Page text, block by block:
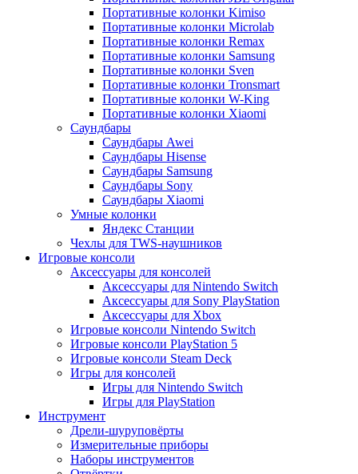
Портативные колонки Kimiso
Портативные колонки Microlab
Портативные колонки Remax
Портативные колонки Samsung
Портативные колонки Sven
Портативные колонки Tronsmart
Портативные колонки W-King
Портативные колонки Xiaomi
Саундбары
Саундбары Awei
Саундбары Hisense
Саундбары Samsung
Саундбары Sony
Саундбары Xiaomi
Умные колонки
Яндекс Станции
Чехлы для TWS-наушников
Игровые консоли
Аксессуары для консолей
Аксессуары для Nintendo Switch
Аксессуары для Sony PlayStation
Аксессуары для Xbox
Игровые консоли Nintendo Switch
Игровые консоли PlayStation 5
Игровые консоли Steam Deck
Игры для консолей
Игры для Nintendo Switch
Игры для PlayStation
Инструмент
Дрели-шуруповёрты
Измерительные приборы
Наборы инструментов